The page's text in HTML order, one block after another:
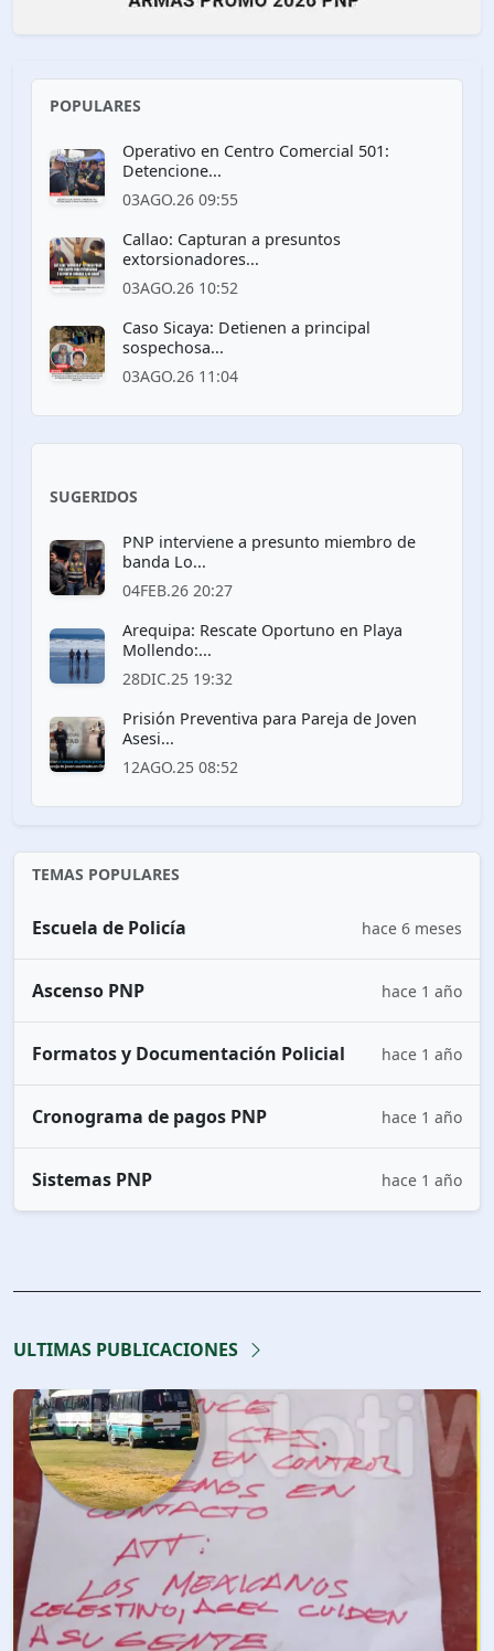
POPULARES
Operativo en Centro Comercial 501:
Detencione...
03AGO.26 09:55
Callao: Capturan a presuntos
extorsionadores...
03AGO.26 10:52
Caso Sicaya: Detienen a principal
sospechosa...
03AGO.26 11:04
SUGERIDOS
PNP interviene a presunto miembro de
banda Lo...
04FEB.26 20:27
Arequipa: Rescate Oportuno en Playa
Mollendo:...
28DIC.25 19:32
Prisión Preventiva para Pareja de Joven
Asesi...
12AGO.25 08:52
TEMAS POPULARES
Escuela de Policía hace 6 meses
Ascenso PNP hace 1 año
Formatos y Documentación Policial hace 1 año
Cronograma de pagos PNP hace 1 año
Sistemas PNP hace 1 año
ULTIMAS PUBLICACIONES